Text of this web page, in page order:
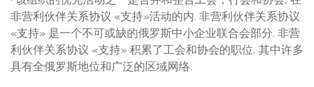
非营利伙伴关系协议 «支持»活动的内. 非营利伙伴关系协议
«支持» 是一个不可或缺的俄罗斯中小企业联合会部分. 非营
利伙伴关系协议 «支持» 积累了工会和协会的职位, 其中许多
具有全俄罗斯地位和广泛的区域网络.